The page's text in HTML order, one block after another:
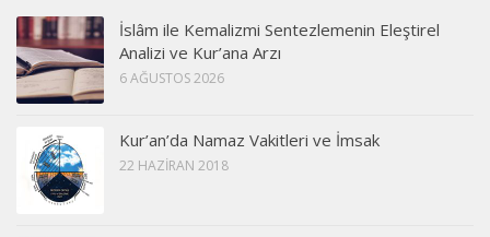
İslâm ile Kemalizmi Sentezlemenin Eleştirel
Analizi ve Kur’ana Arzı
6 AĞUSTOS 2026
Kur’an’da Namaz Vakitleri ve İmsak
22 HAZIRAN 2018